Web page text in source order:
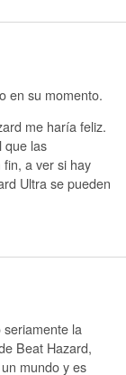
en su momento.
me haría feliz.
que las
a ver si hay
Ultra se pueden
la
Beat Hazard,
mundo y es